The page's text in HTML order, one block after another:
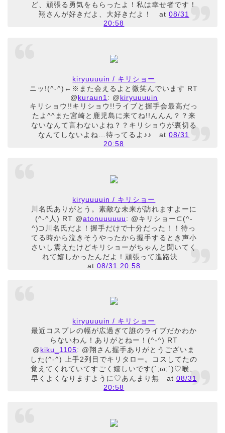
ど、頑張る勇気をもらったよ！私は幸せ者です！
翔さんが好きだよ、大好きだよ！
at 08/31
20:58
kiryuuuuin / キリショー
ニッ!(^-^)←※また会えるよと微笑んでいます RT
@kuraun1 : @kiryuuuuin
キリショウ!!キリショウ!!ライブと握手会最高だっ
たよ^^また宮崎と鹿児島に来てね!!んんん？？来
ないなんて言わないよね？？キリショウが裏切る
なんてしないよね…待ってるよ♪♪
at08/31
20:58
kiryuuuuin / キリショー
川名氏ありがとう。素敵な未来が訪れますよーに
(^-^人) RT @atonuuuuuu: @キリショー⊂(^-
^)⊃川名氏だよ！握手だけで十分だった！！待っ
てる時から泣きそうやったから握手するとき声小
さいし震えたけどキリショーがちゃんと聞いてく
れて嬉しかったんだよ！頑張って進路決
at 08/31 20:58
kiryuuuuin / キリショー
最近コスプレの幅が広過ぎて誰のライブだかわか
らないわん！ありがとねー！(^-^) RT
@kiku_1105: @翔さん握手ありがとうございま
した(^-^) 上手2列目でキリタロー。コスしてたの
覚えてくれていてすごく嬉しいです(´;ω;`)♡喉、
早くよくなりますように♡あんまり無 at 08/31
20:58